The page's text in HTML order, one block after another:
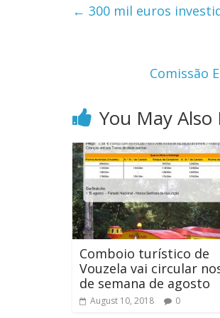
← 300 mil euros
Comissão
You May Also
Comboio turístico de
Vouzela vai circular
de semana de agosto
August 10, 2018 0